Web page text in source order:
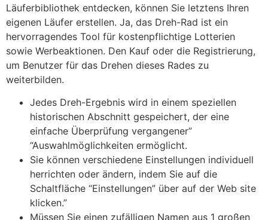
Läuferbibliothek entdecken, können Sie letztens Ihren
eigenen Läufer erstellen. Ja, das Dreh-Rad ist ein
hervorragendes Tool für kostenpflichtige Lotterien
sowie Werbeaktionen. Den Kauf oder die Registrierung,
um Benutzer für das Drehen dieses Rades zu
weiterbilden.
Jedes Dreh-Ergebnis wird in einem speziellen
historischen Abschnitt gespeichert, der eine
einfache Überprüfung vergangener”
“Auswahlmöglichkeiten ermöglicht.
Sie können verschiedene Einstellungen individuell
herrichten oder ändern, indem Sie auf die
Schaltfläche “Einstellungen” über auf der Web site
klicken.”
Müssen Sie einen zufälligen Namen aus 1 großen